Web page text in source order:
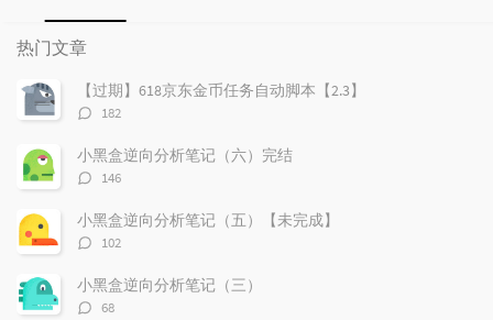
热
门
文
章
论
热门文章
【过期】618京东金币任务自动脚本【2.3】
评
数：
182
小黑盒逆向分析笔记（六）完结
评
数：
146
小黑盒逆向分析笔记（五）【未完成】
评
数：
102
小黑盒逆向分析笔记（三）
评
68